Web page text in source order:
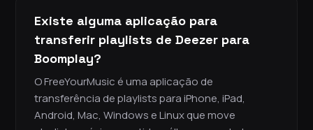
Existe alguma aplicação para
transferir playlists de Deezer para
Boomplay?
O FreeYourMusic é uma aplicação de
transferência de playlists para iPhone, iPad,
Android, Mac, Windows e Linux que move